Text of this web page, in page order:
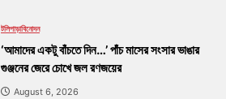
টলিপাড়াবিনোদন
‘আমাদের একটু বাঁচতে দিন…’ পাঁচ মাসের সংসার ভাঙার
গুঞ্জনের জেরে চোখে জল রণজয়ের
August 6, 2026